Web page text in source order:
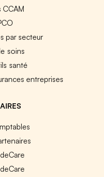
CCAM
par secteur
soins
santé
entreprises